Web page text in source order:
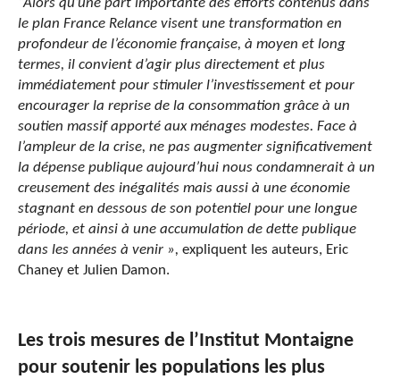
“Alors qu’une part importante des efforts contenus dans
le plan France Relance visent une transformation en
profondeur de l’économie française, à moyen et long
termes, il convient d’agir plus directement et plus
immédiatement pour stimuler l’investissement et pour
encourager la reprise de la consommation grâce à un
soutien massif apporté aux ménages modestes. Face à
l’ampleur de la crise, ne pas augmenter significativement
la dépense publique aujourd’hui nous condamnerait à un
creusement des inégalités mais aussi à une économie
stagnant en dessous de son potentiel pour une longue
période, et ainsi à une accumulation de dette publique
dans les années à venir », expliquent les auteurs, Eric
Chaney et Julien Damon.
Les trois mesures de l’Institut Montaigne
pour soutenir les populations les plus